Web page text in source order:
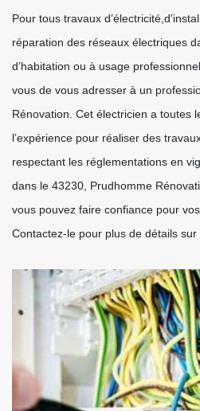
Pour tous travaux
réparation des réseaux électriques
d’habitation ou à usage
vous de vous adresser à un
Rénovation. Cet électricien a toutes
l’expérience pour réaliser des
respectant les réglementations en
dans le 43230, Prudhomme
vous pouvez faire confiance pour vos
Contactez-le pour plus de détails sur